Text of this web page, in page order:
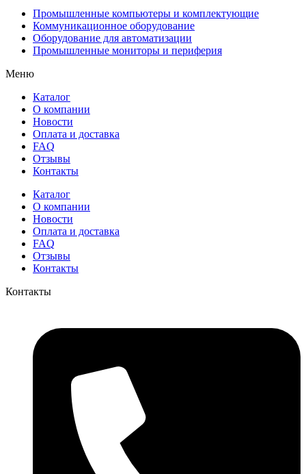
Промышленные компьютеры и комплектующие
Коммуникационное оборудование
Оборудование для автоматизации
Промышленные мониторы и периферия
Меню
Каталог
О компании
Новости
Оплата и доставка
FAQ
Отзывы
Контакты
Каталог
О компании
Новости
Оплата и доставка
FAQ
Отзывы
Контакты
Контакты